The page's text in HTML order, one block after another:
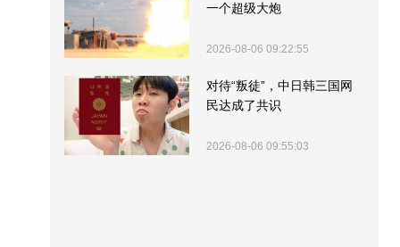
一个超级大炮
2026-08-06 09:22:55
对待“叛徒”，中日韩三国网
民达成了共识
2026-08-06 09:55:03